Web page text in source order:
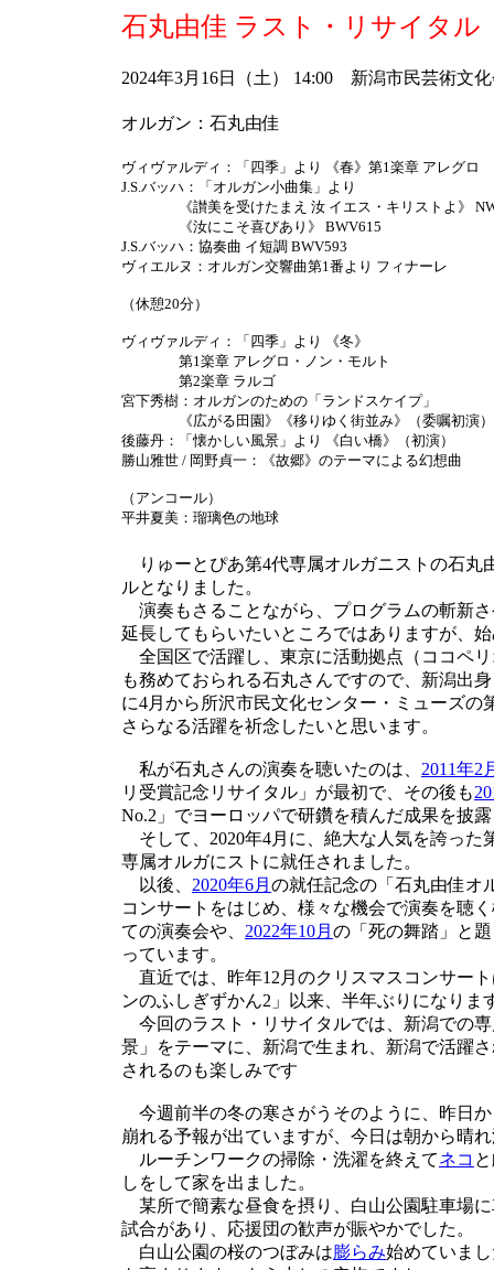
石丸由佳 ラスト・リサイタ
2024年3月16日（土） 14:00 新潟市民芸術文
オルガン：石丸由佳
ヴィヴァルディ：「四季」より 《春》第1楽章 アレグロ
J.S.バッハ：「オルガン小曲集」より
《讃美を受けたまえ 汝 イエス・キリストよ》
《汝にこそ喜びあり》 BWV615
J.S.バッハ：協奏曲 イ短調 BWV593
ヴィエルヌ：オルガン交響曲第1番より フィナーレ
（休憩20分）
ヴィヴァルディ：「四季」より 《冬》
第1楽章 アレグロ・ノン・モルト
第2楽章 ラルゴ
宮下秀樹：オルガンのための「ランドスケイプ」
《広がる田園》《移りゆく街並み》（委嘱初演）
後藤丹：「懐かしい風景」より 《白い橋》（初演）
勝山雅世 / 岡野貞一：《故郷》のテーマによる幻想曲
（アンコール）
平井夏美：瑠璃色の地球
りゅーとぴあ第4代専属オルガニストの石丸
ルとなりました。
演奏もさることながら、プログラムの斬新
延長してもらいたいところではありますが、
全国区で活躍し、東京に活動拠点（ココペ
も務めておられる石丸さんですので、新潟出
に4月から所沢市民文化センター・ミューズ
さらなる活躍を祈念したいと思います。
私が石丸さんの演奏を聴いたのは、 2011年2
リ受賞記念リサイタル」が最初で、その後も
No.2」でヨーロッパで研鑽を積んだ成果を披
そして、2020年4月に、絶大な人気を誇った
専属オルガにストに就任されました。
以後、 2020年6月 の就任記念の「石丸由佳オ
コンサートをはじめ、様々な機会で演奏を聴
ての演奏会や、 2022年10月 の「死の舞踏」と
っています。
直近では、昨年12月のクリスマスコンサー
ンのふしぎずかん2」以来、半年ぶりになりま
今回のラスト・リサイタルでは、新潟での
景」をテーマに、新潟で生まれ、新潟で活躍
されるのも楽しみです
今週前半の冬の寒さがうそのように、昨日
崩れる予報が出ていますが、今日は朝から晴
ルーチンワークの掃除・洗濯を終えてネコ
しをして家を出ました。
某所で簡素な昼食を摂り、白山公園駐車場
試合があり、応援団の歓声が賑やかでした。
白山公園の桜のつぼみは膨らみ始めていま